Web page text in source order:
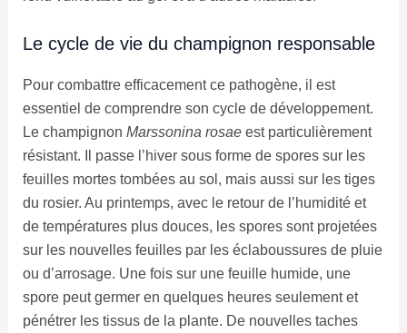
Le cycle de vie du champignon responsable
Pour combattre efficacement ce pathogène, il est
essentiel de comprendre son cycle de développement.
Le champignon Marssonina rosaeest particulièrement
résistant. Il passe l’hiver sous forme de spores sur les
feuilles mortes tombées au sol, mais aussi sur les tiges
du rosier. Au printemps, avec le retour de l’humidité et
de températures plus douces, les spores sont projetées
sur les nouvelles feuilles par les éclaboussures de pluie
ou d’arrosage. Une fois sur une feuille humide, une
spore peut germer en quelques heures seulement et
pénétrer les tissus de la plante. De nouvelles taches